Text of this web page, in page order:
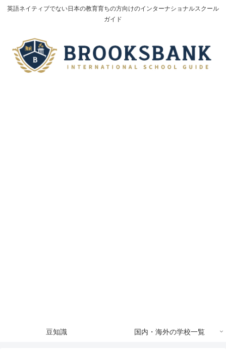
英語ネイティブでない日本の教育育ちの方向けのインターナショナルスクール
ガイド
豆知識 国内・海外の学校一覧